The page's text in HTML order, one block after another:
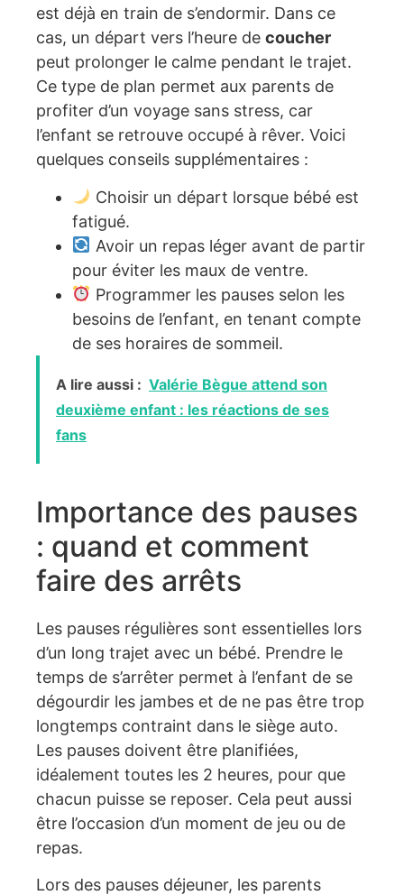
est déjà en train de s’endormir. Dans ce
cas, un départ vers l’heure de coucher
peut prolonger le calme pendant le trajet.
Ce type de plan permet aux parents de
profiter d’un voyage sans stress, car
l’enfant se retrouve occupé à rêver. Voici
quelques conseils supplémentaires :
Choisir un départ lorsque bébé est
fatigué.
Avoir un repas léger avant de partir
pour éviter les maux de ventre.
Programmer les pauses selon les
besoins de l’enfant, en tenant compte
de ses horaires de sommeil.
A lire aussi : Valérie Bègue attend son
deuxième enfant : les réactions de ses
fans
Importance des pauses
: quand et comment
faire des arrêts
Les pauses régulières sont essentielles lors
d’un long trajet avec un bébé. Prendre le
temps de s’arrêter permet à l’enfant de se
dégourdir les jambes et de ne pas être trop
longtemps contraint dans le siège auto.
Les pauses doivent être planifiées,
idéalement toutes les 2 heures, pour que
chacun puisse se reposer. Cela peut aussi
être l’occasion d’un moment de jeu ou de
repas.
Lors des pauses déjeuner, les parents